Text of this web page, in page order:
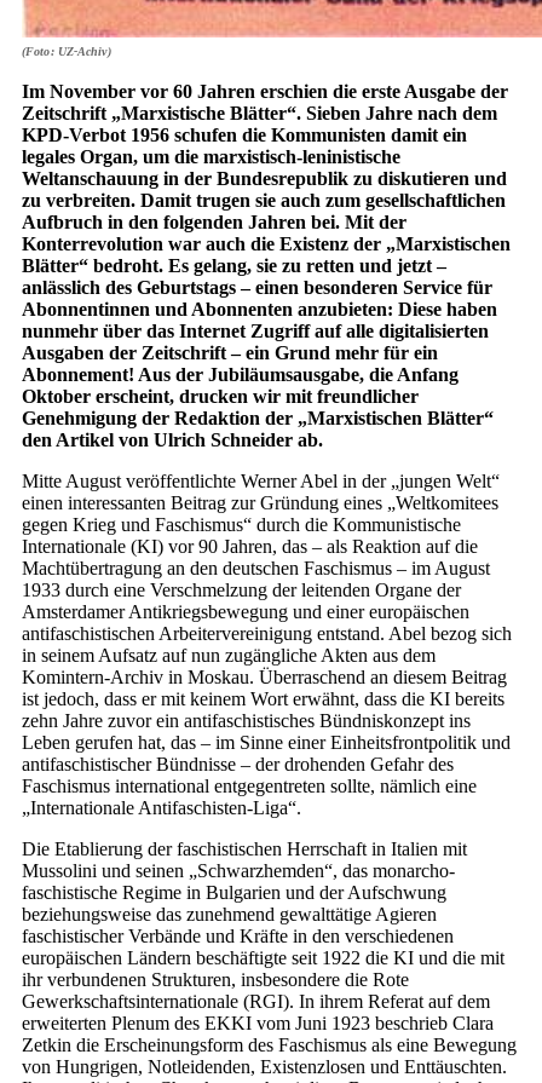
(Foto: UZ-Achiv)
Im November vor 60 Jahren erschien die erste Ausgabe der
Zeitschrift „Marxistische Blätter“. Sieben Jahre nach dem
KPD-Verbot 1956 schufen die Kommunisten damit ein
legales Organ, um die marxistisch-leninistische
Weltanschauung in der Bundesrepublik zu diskutieren und
zu verbreiten. Damit trugen sie auch zum gesellschaftlichen
Aufbruch in den folgenden Jahren bei. Mit der
Konterrevolution war auch die Existenz der „Marxistischen
Blätter“ bedroht. Es gelang, sie zu retten und jetzt –
anlässlich des Geburtstags – einen besonderen Service für
Abonnentinnen und Abonnenten anzubieten: Diese haben
nunmehr über das Internet Zugriff auf alle digitalisierten
Ausgaben der Zeitschrift – ein Grund mehr für ein
Abonnement! Aus der Jubiläumsausgabe, die Anfang
Oktober erscheint, drucken wir mit freundlicher
Genehmigung der Redaktion der „Marxistischen Blätter“
den Artikel von Ulrich Schneider ab.
Mitte August veröffentlichte Werner Abel in der „jungen Welt“
einen interessanten Beitrag zur Gründung eines „Weltkomitees
gegen Krieg und Faschismus“ durch die Kommunistische
Internationale (KI) vor 90 Jahren, das – als Reaktion auf die
Machtübertragung an den deutschen Faschismus – im August
1933 durch eine Verschmelzung der leitenden Organe der
Amsterdamer Antikriegsbewegung und einer europäischen
antifaschistischen Arbeitervereinigung entstand. Abel bezog sich
in seinem Aufsatz auf nun zugängliche Akten aus dem
Komintern-Archiv in Moskau. Überraschend an diesem Beitrag
ist jedoch, dass er mit keinem Wort erwähnt, dass die KI bereits
zehn Jahre zuvor ein antifaschistisches Bündniskonzept ins
Leben gerufen hat, das – im Sinne einer Einheitsfrontpolitik und
antifaschistischer Bündnisse – der drohenden Gefahr des
Faschismus international entgegentreten sollte, nämlich eine
„Internationale Antifaschisten-Liga“.
Die Etablierung der faschistischen Herrschaft in Italien mit
Mussolini und seinen „Schwarzhemden“, das monarcho-
faschistische Regime in Bulgarien und der Aufschwung
beziehungsweise das zunehmend gewalttätige Agieren
faschistischer Verbände und Kräfte in den verschiedenen
europäischen Ländern beschäftigte seit 1922 die KI und die mit
ihr verbundenen Strukturen, insbesondere die Rote
Gewerkschaftsinternationale (RGI). In ihrem Referat auf dem
erweiterten Plenum des EKKI vom Juni 1923 beschrieb Clara
Zetkin die Erscheinungsform des Faschismus als eine Bewegung
von Hungrigen, Notleidenden, Existenzlosen und Enttäuschten.